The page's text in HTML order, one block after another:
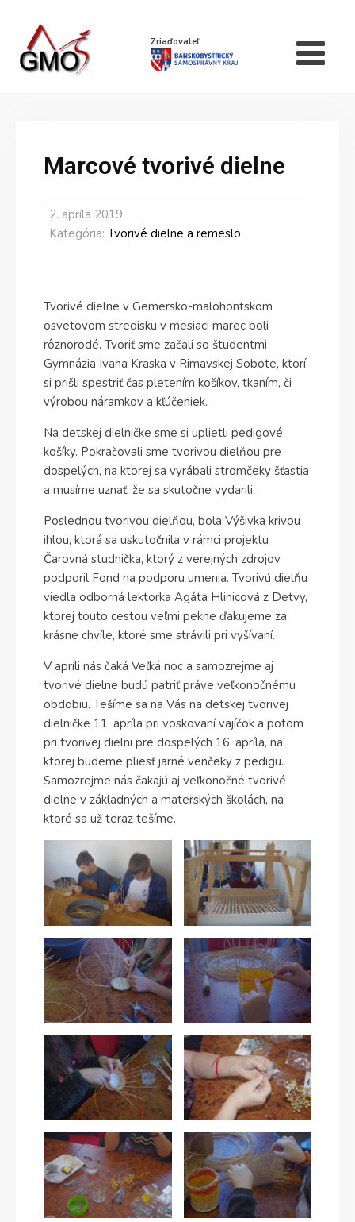
Zriaďovateľ
Marcové tvorivé dielne
2. apríla 2019
Kategória: Tvorivé dielne a remeslo
Tvorivé dielne v Gemersko-malohontskom
osvetovom stredisku v mesiaci marec boli
rôznorodé. Tvoriť sme začali so študentmi
Gymnázia Ivana Kraska v Rimavskej Sobote, ktorí
si prišli spestriť čas pletením košíkov, tkaním, či
výrobou náramkov a kľúčeniek.
Na detskej dielničke sme si uplietli pedigové
košíky. Pokračovali sme tvorivou dielňou pre
dospelých, na ktorej sa vyrábali stromčeky šťastia
a musíme uznať, že sa skutočne vydarili.
Poslednou tvorivou dielňou, bola Výšivka krivou
ihlou, ktorá sa uskutočnila v rámci projektu
Čarovná studnička, ktorý z verejných zdrojov
podporil Fond na podporu umenia. Tvorivú dielňu
viedla odborná lektorka Agáta Hlinicová z Detvy,
ktorej touto cestou veľmi pekne ďakujeme za
krásne chvíle, ktoré sme strávili pri vyšívaní.
V apríli nás čaká Veľká noc a samozrejme aj
tvorivé dielne budú patriť práve veľkonočnému
obdobiu. Tešíme sa na Vás na detskej tvorivej
dielničke 11. apríla pri voskovaní vajíčok a potom
pri tvorivej dielni pre dospelých 16. apríla, na
ktorej budeme pliesť jarné venčeky z pedigu.
Samozrejme nás čakajú aj veľkonočné tvorivé
dielne v základných a materských školách, na
ktoré sa už teraz tešíme.